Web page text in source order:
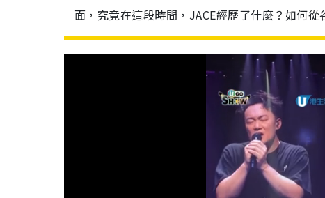
面，究竟在這段時間，JACE經歷了什麼？如何